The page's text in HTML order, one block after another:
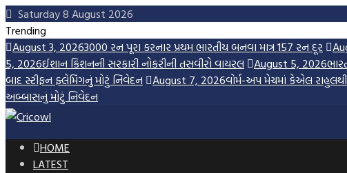
Skip
to
content
Saturday 8 August 2026
Trending
August 3, 20263000 રન પૂરા કરનાર પ્રથમ ભારતીય બનવા માત્ર 157 રન દૂર
5, 2026ઈશાન કિશનની સરકારી નોકરીની તસવીરો વાયરલ August 5, 2026
બાદ સ્ટીફન ફ્લેમિંગનું મોટું નિવેદન
August 7, 2026વોર્મ-અપ મેચમાં કેએલ
અબ્બાસનું મોટું નિવેદન
HOME
LATEST